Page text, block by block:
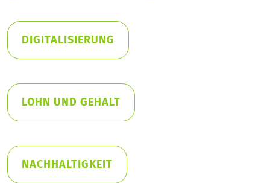
DIGITALISIERUNG
LOHN UND GEHALT
NACHHALTIGKEIT